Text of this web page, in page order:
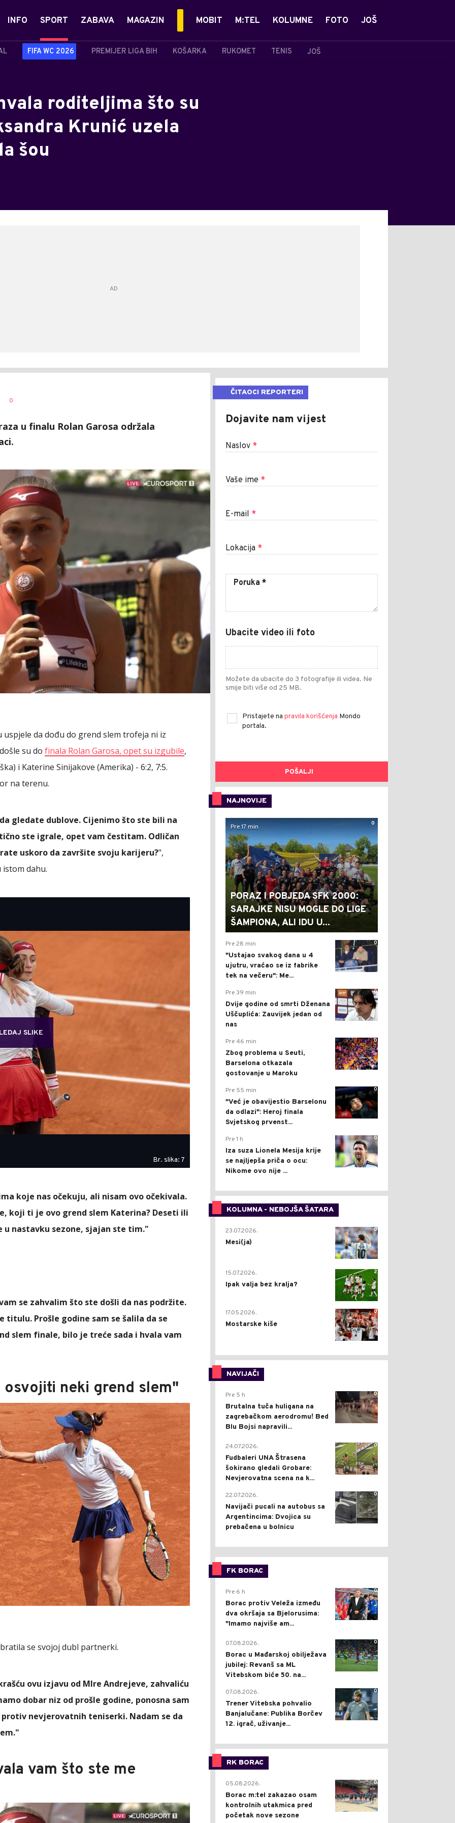
INFO SPORT
FIFA WC 2026 PREMIJER LIGA BIH KOŠARKA RUKOMET TENIS JOŠ
ZABAVA MAGAZIN MOBIT M:TEL KOLUMNE FOTO JOŠ
roditeljima što su
Krunić uzela
šou
0
u finalu Rolan Garosa održala
da dođu do grend slem trofeja ni iz
su do finala Rolan Garosa, opet su izgubile,
i Katerine Sinijakove (Amerika) - 6:2, 7:5.
na terenu.
gledate dublove. Cijenimo što ste bili na
ste igrale, opet vam čestitam. Odličan
uskoro da završite svoju karijeru?",
istom dahu.
SLIKE
Br. slika: 7
koje nas očekuju, ali nisam ovo očekivala.
koji ti je ovo grend slem Katerina? Deseti ili
nastavku sezone, sjajan ste tim."
se zahvalim što ste došli da nas podržite.
Prošle godine sam se šalila da se
slem finale, bilo je treće sada i hvala vam
osvojiti neki grend slem"
se svojoj dubl partnerki.
ovu izjavu od MIre Andrejeve, zahvaliću
dobar niz od prošle godine, ponosna sam
nevjerovatnih teniserki. Nadam se da
vam što ste me
ČITAOCI REPORTERI
Dojavite nam vijest
Naslov *
Vaše ime *
E-mail *
Lokacija *
Ubacite video ili foto
Možete da ubacite do 3 fotografije ili videa. Ne
smije biti više od 25 MB.
Pristajete na pravila korišćenja Mondo
portala.
POŠALJI
NAJNOVIJE
0
Pre 17 min
PORAZ I POBJEDA SFK 2000:
SARAJKE NISU MOGLE DO LIGE
ŠAMPIONA, ALI IDU U...
0
Pre 28 min
"Ustajao svakog dana u 4
ujutru, vraćao se iz fabrike
tek na večeru": Me...
0
Pre 39 min
Dvije godine od smrti Dženana
Uščuplića: Zauvijek jedan od
nas
0
Pre 46 min
Zbog problema u Seuti,
Barselona otkazala
gostovanje u Maroku
0
Pre 55 min
"Već je obavijestio Barselonu
da odlazi": Heroj finala
Svjetskog prvenst...
0
Pre 1 h
Iza suza Lionela Mesija krije
se najljepša priča o ocu:
Nikome ovo nije ...
KOLUMNA - NEBOJŠA ŠATARA
0
23.07.2026.
Mesi(ja)
2
15.07.2026.
Ipak valja bez kralja?
0
17.05.2026.
Mostarske kiše
NAVIJAČI
0
Pre 5 h
Brutalna tuča huligana na
zagrebačkom aerodromu! Bed
Blu Bojsi napravili...
0
24.07.2026.
Fudbaleri UNA Štrasena
šokirano gledali Grobare:
Nevjerovatna scena na k...
0
22.07.2026.
Navijači pucali na autobus sa
Argentincima: Dvojica su
prebačena u bolnicu
FK BORAC
0
Pre 6 h
Borac protiv Veleža između
dva okršaja sa Bjelorusima:
"Imamo najviše am...
0
07.08.2026.
Borac u Mađarskoj obilježava
jubilej: Revanš sa ML
Vitebskom biće 50. na...
0
07.08.2026.
Trener Vitebska pohvalio
Banjalučane: Publika Borčev
12. igrač, uživanje...
RK BORAC
0
05.08.2026.
Borac m:tel zakazao osam
kontrolnih utakmica pred
početak nove sezone